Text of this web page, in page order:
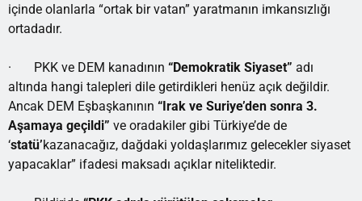
içinde olanlarla “ortak bir vatan” yaratmanın imkansızlığı
ortadadır.
· PKK ve DEM kanadının “Demokratik Siyaset” adı
altında hangi talepleri dile getirdikleri henüz açık değildir.
Ancak DEM Eşbaşkanının “Irak ve Suriye’den sonra 3.
Aşamaya geçildi” ve oradakiler gibi Türkiye’de de
‘statü’kazanacağız, dağdaki yoldaşlarımız gelecekler siyaset
yapacaklar” ifadesi maksadı açıklar niteliktedir.